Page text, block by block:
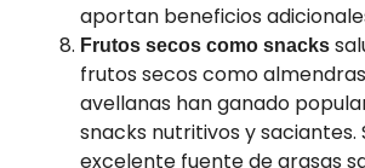
aportan beneficios
Frutos secos como snacks
frutos secos como
avellanas han ganado
snacks nutritivos y saciantes.
excelente fuente de grasas